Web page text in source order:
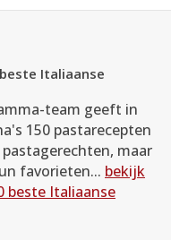
Italiaanse
team geeft in
150 pastarecepten
maar
favorieten... bekijk
beste Italiaanse